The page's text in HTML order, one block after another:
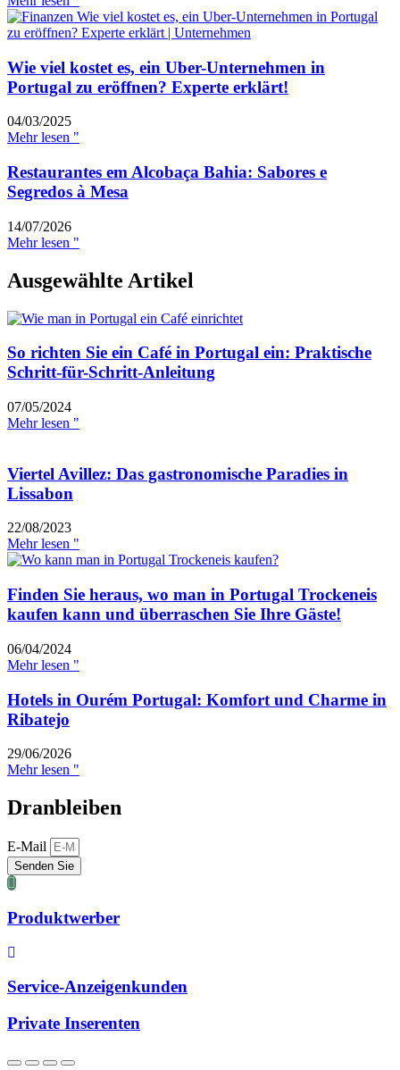
Wie viel kostet es, ein Uber-Unternehmen in
Portugal zu eröffnen? Experte erklärt!
04/03/2025
Mehr lesen "
Restaurantes em Alcobaça Bahia: Sabores e
Segredos à Mesa
14/07/2026
Mehr lesen "
Ausgewählte Artikel
So richten Sie ein Café in Portugal ein: Praktische
Schritt-für-Schritt-Anleitung
07/05/2024
Mehr lesen "
Viertel Avillez: Das gastronomische Paradies in
Lissabon
22/08/2023
Mehr lesen "
Finden Sie heraus, wo man in Portugal Trockeneis
kaufen kann und überraschen Sie Ihre Gäste!
06/04/2024
Mehr lesen "
Hotels in Ourém Portugal: Komfort und Charme in
Ribatejo
29/06/2026
Mehr lesen "
Dranbleiben
E-Mail
Senden Sie
Produktwerber
Service-Anzeigenkunden
Private Inserenten